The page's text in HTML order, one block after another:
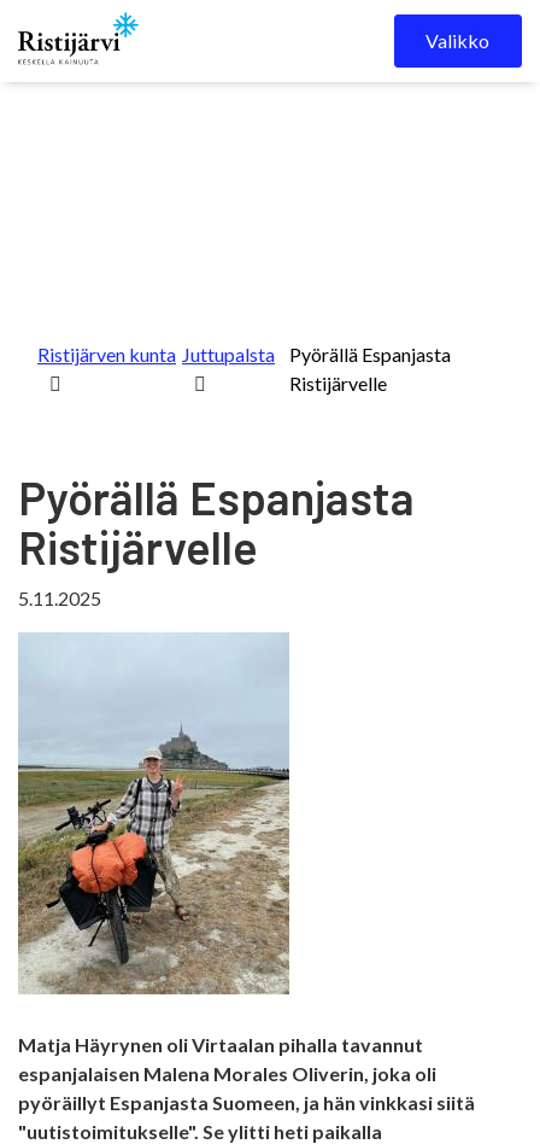
Skip to content
Valikko
Ristijärven kunta Juttupalsta
Pyörällä Espanjasta
Ristijärvelle
Pyörällä Espanjasta
Ristijärvelle
5.11.2025
Matja Häyrynen oli Virtaalan pihalla tavannut
espanjalaisen Malena Morales Oliverin, joka oli
pyöräillyt Espanjasta Suomeen, ja hän vinkkasi siitä
"uutistoimitukselle". Se ylitti heti paikalla